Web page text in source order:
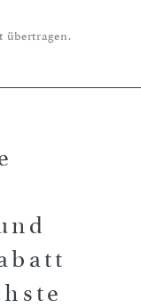
übertragen.